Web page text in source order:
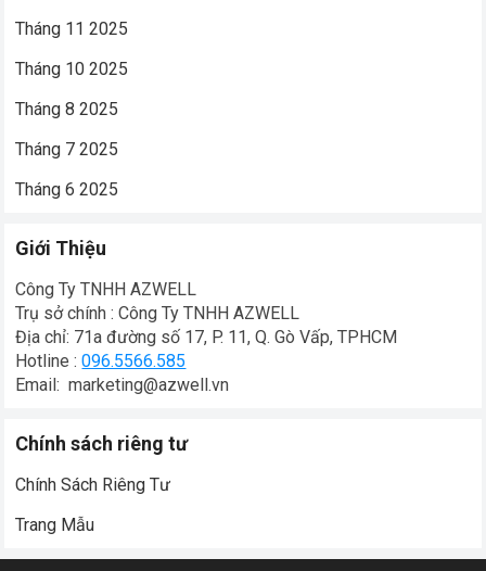
Tháng 11 2025
Tháng 10 2025
Tháng 8 2025
Tháng 7 2025
Tháng 6 2025
Giới Thiệu
Công Ty TNHH AZWELL
Trụ sở chính : Công Ty TNHH AZWELL
Địa chỉ: 71a đường số 17, P. 11, Q. Gò Vấp, TPHCM
Hotline :096.5566.585
Email: marketing@azwell.vn
Chính sách riêng tư
Chính Sách Riêng Tư
Trang Mẫu